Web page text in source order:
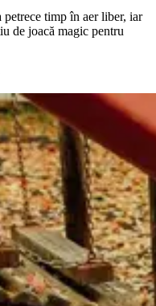
petrece timp în aer liber, iar
de joacă magic pentru